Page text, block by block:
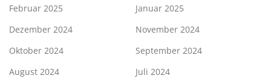
Februar 2025
Januar 2025
Dezember 2024
November 2024
Oktober 2024
September 2024
August 2024
Juli 2024